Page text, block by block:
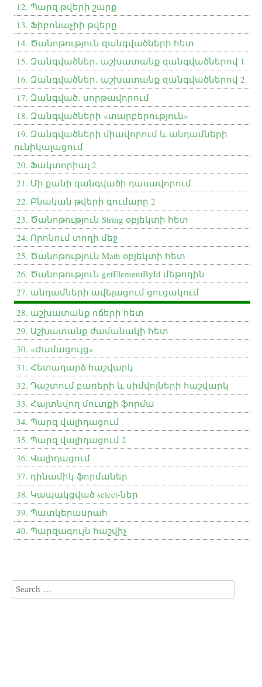
12. Պարզ թվերի շարք
13. Ֆիբոնաչիի թվերը
14. Ծանոթություն զանգվածների հետ
15. Զանգվածներ․ աշխատանք զանգվածներով 1
16. Զանգվածներ․ աշխատանք զանգվածներով 2
17. Զանգված․ սորթավորում
18. Զանգվածների «տարբերություն»
19. Զանգվածների միավորում և անդամների
ունիկալացում
20. Ֆակտորիալ 2
21. Մի քանի զանգվածի դասավորում
22. Բնական թվերի գումարը 2
23. Ծանոթություն String օբյեկտի հետ
24. Որոնում տողի մեջ
25. Ծանոթություն Math օբյեկտի հետ
26. Ծանոթություն getElementById մեթոդին
27. անդամների ավելացում ցուցակում
28. աշխատանք ոճերի հետ
29. Աշխատանք ժամանակի հետ
30. «Ժամացույց»
31. Հետադարձ հաշվարկ
32. Դաշտում բառերի և սիմվոլների հաշվարկ
33. Հայտնվող մուտքի ֆորմա
34. Պարզ վալիդացում
35. Պարզ վալիդացում 2
36. Վալիդացում
37. դինամիկ ֆորմաներ
38. Կապակցված select-ներ
39. Պատկերասրահ
40. Պարզագույն հաշվիչ